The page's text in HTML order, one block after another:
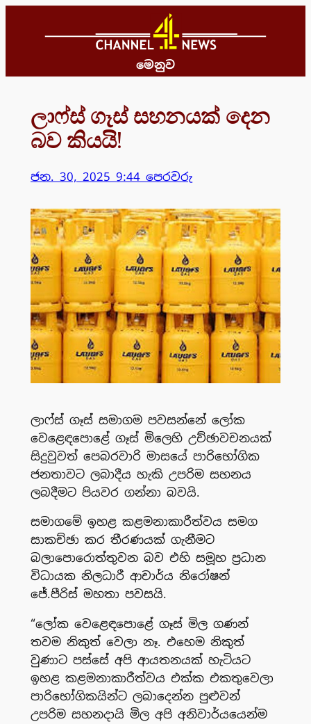
මෙනුව
ලාෆ්ස් ගෑස් සහනයක් දෙන
බව කියයි!
ජන. 30, 2025 9:44 පෙරවරු
ලාෆ්ස් ගෑස් සමාගම පවසන්නේ ලෝක
වෙළෙඳපොළේ ගෑස් මිලෙහි උච්ඡාවචනයක්
සිදුවුවත් පෙබරවාරි මාසයේ පාරිභෝගික
ජනතාවට ලබාදීය හැකි උපරිම සහනය
ලබදීමට පියවර ගන්නා බවයි.
සමාගමේ ඉහළ කළමනාකාරීත්වය සමග
සාකච්ඡා කර තීරණයක් ගැනීමට
බලාපොරොත්තුවන බව එහි සමූහ ප්‍රධාන
විධායක නිලධාරී ආචාර්ය නිරෝෂන්
ජේ.පීරිස් මහතා පවසයි.
“ලෝක වෙළෙඳපොළේ ගෑස් මිල ගණන්
තවම නිකුත් වෙලා නෑ. එහෙම නිකුත්
වුණාට පස්සේ අපි ආයතනයක් හැටියට
ඉහළ කළමනාකාරීත්වය එක්ක එකතුවෙලා
පාරිභෝගිකයින්ට ලබාදෙන්න පුළුවන්
උපරිම සහනදායි මිල අපි අනිවාර්යයෙන්ම